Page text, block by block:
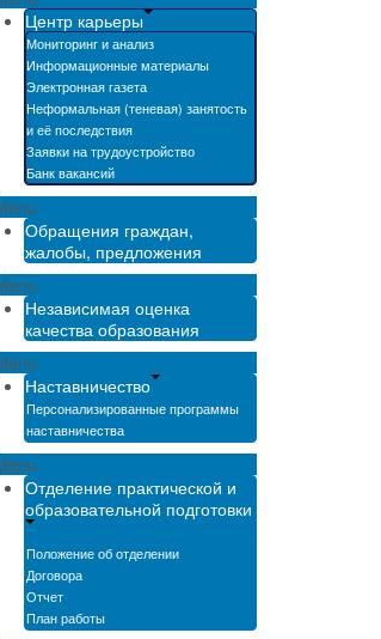
Центр карьеры
Мониторинг и анализ
Информационные материалы
Электронная газета
Неформальная (теневая) занятость
и её последствия
Заявки на трудоустройство
Банк вакансий
Обращения граждан,
жалобы, предложения
Независимая оценка
качества образования
Наставничество
Персонализированные программы
наставничества
Отделение практической и
образовательной подготовки
Положение об отделении
Договора
Отчет
План работы